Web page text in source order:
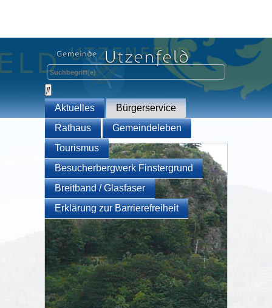
Aktuelles
Bürgerservice
Rathaus
Gemeindeleben
Tourismus
Besucherbergwerk Finstergrund
Breitband / Glasfaser
Erklärung zur Barrierefreiheit